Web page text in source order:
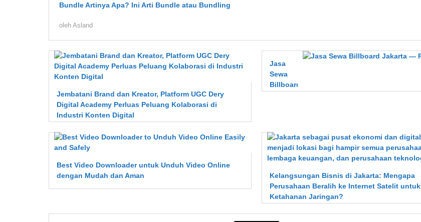
Bundle Artinya Apa? Ini Arti Bundle atau Bundling
oleh Asland
Jembatani Brand dan Kreator, Platform UGC Dery
Digital Academy Perluas Peluang Kolaborasi di
Industri Konten Digital
Jasa
Sewa
Billboard
Best Video Downloader untuk Unduh Video Online
dengan Mudah dan Aman
Kelangsungan Bisnis di Jakarta: Mengapa
Perusahaan Beralih ke Internet Satelit untuk
Ketahanan Jaringan?